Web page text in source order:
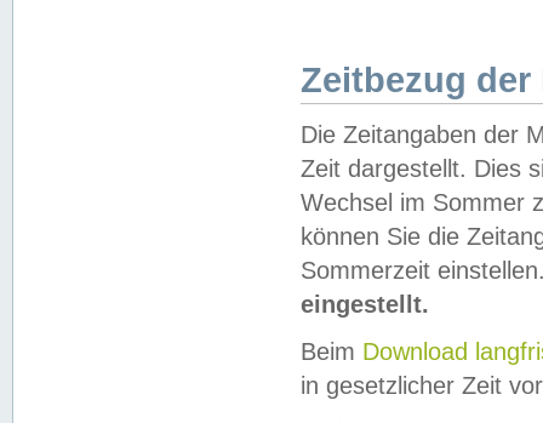
Zeitbezug der
Die Zeitangaben der
Zeit dargestellt. Dies
Wechsel im Sommer
können Sie die
Sommerzeit
eingestellt.
Beim Download
in gesetzlicher Zeit